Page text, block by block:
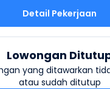
Detail Pekerjaan
Lowongan
yang ditawarkan
atau sudah ditutup